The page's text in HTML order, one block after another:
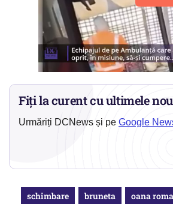
Fiți la curent cu ultimele
Urmăriți DCNews și pe Google
schimbare bruneta oana